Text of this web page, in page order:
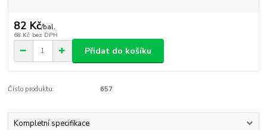
82 Kč/bal.
68 Kč bez DPH
Přidat do košíku
Číslo produktu: 657
Kompletní specifikace